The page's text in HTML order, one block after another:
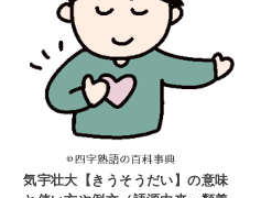
気宇壮大【きうそうだい】の意味